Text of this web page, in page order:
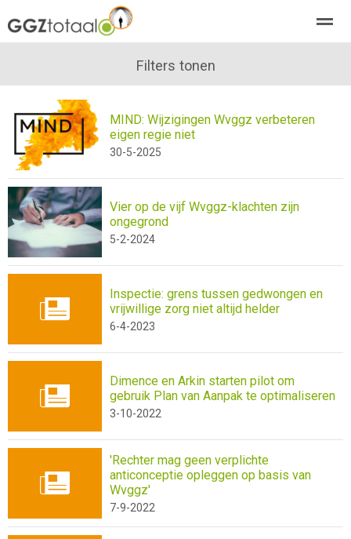
abonneren agenda
Home Nieuws Zoeken Pagina's
Filters tonen
MIND: Wijzigingen Wvggz verbeteren
eigen regie niet
30-5-2025
Vier op de vijf Wvggz-klachten zijn
ongegrond
5-2-2024
Inspectie: grens tussen gedwongen en
vrijwillige zorg niet altijd helder
6-4-2023
Dimence en Arkin starten pilot om
gebruik Plan van Aanpak te optimaliseren
3-10-2022
'Rechter mag geen verplichte
anticonceptie opleggen op basis van
Wvggz'
7-9-2022